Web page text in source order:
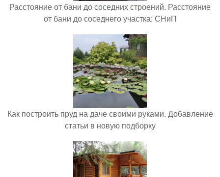
Расстояние от бани до соседних строений. Расстояние
от бани до соседнего участка: СНиП
Как построить пруд на даче своими руками. Добавление
статьи в новую подборку